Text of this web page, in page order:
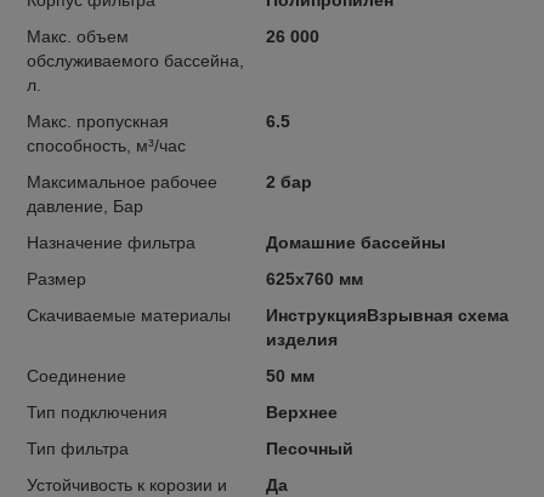
Макс. объем
обслуживаемого бассейна,
л.
26 000
Макс. пропускная
способность, м³/час
6.5
Максимальное рабочее
давление, Бар
2 бар
Назначение фильтра
Домашние бассейны
Размер
625x760 мм
Скачиваемые материалы
ИнструкцияВзрывная схема
изделия
Соединение
50 мм
Тип подключения
Верхнее
Тип фильтра
Песочный
Устойчивость к корозии и
Да